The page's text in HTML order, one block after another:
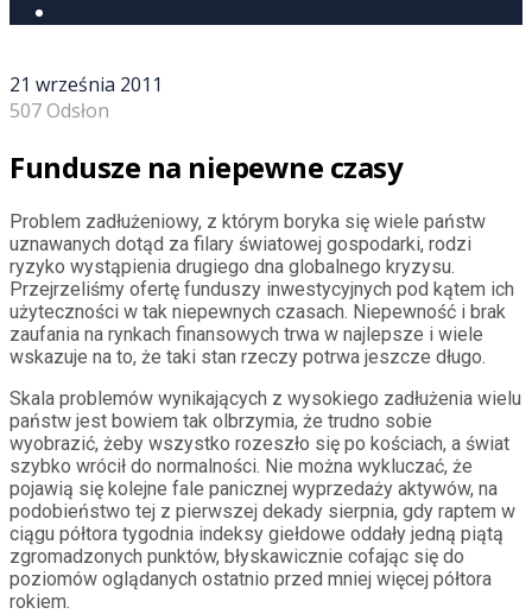
21 września 2011
507 Odsłon
Fundusze na niepewne czasy
Problem zadłużeniowy, z którym boryka się wiele państw
uznawanych dotąd za filary światowej gospodarki, rodzi
ryzyko wystąpienia drugiego dna globalnego kryzysu.
Przejrzeliśmy ofertę funduszy inwestycyjnych pod kątem ich
użyteczności w tak niepewnych czasach. Niepewność i brak
zaufania na rynkach finansowych trwa w najlepsze i wiele
wskazuje na to, że taki stan rzeczy potrwa jeszcze długo.
Skala problemów wynikających z wysokiego zadłużenia wielu
państw jest bowiem tak olbrzymia, że trudno sobie
wyobrazić, żeby wszystko rozeszło się po kościach, a świat
szybko wrócił do normalności. Nie można wykluczać, że
pojawią się kolejne fale panicznej wyprzedaży aktywów, na
podobieństwo tej z pierwszej dekady sierpnia, gdy raptem w
ciągu półtora tygodnia indeksy giełdowe oddały jedną piątą
zgromadzonych punktów, błyskawicznie cofając się do
poziomów oglądanych ostatnio przed mniej więcej półtora
rokiem.